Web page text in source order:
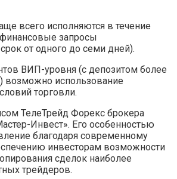
всего исполняются в течение
запросы
от одного до семи дней).
ВИП-уровня (с депозитом более
возможно использование
торговли.
ТелеТрейд Форекс брокера
Инвест». Его особенностью
благодаря современному
инвесторам возможности
сделок наиболее
трейдеров.